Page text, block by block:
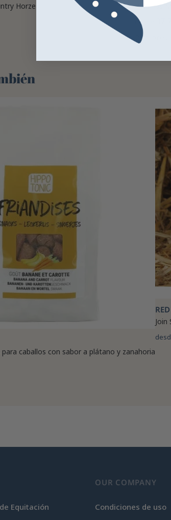
Horze Polainas
desde
2 colores
🌻
caballos con sabor a plátano y zanahoria
Equitación
OUR COMPANY
Condiciones de uso